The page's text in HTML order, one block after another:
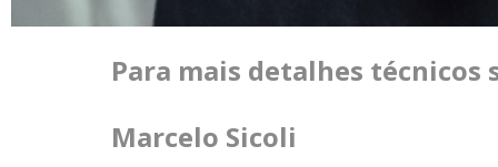
Para mais detalhes técnicos
Marcelo Sicoli